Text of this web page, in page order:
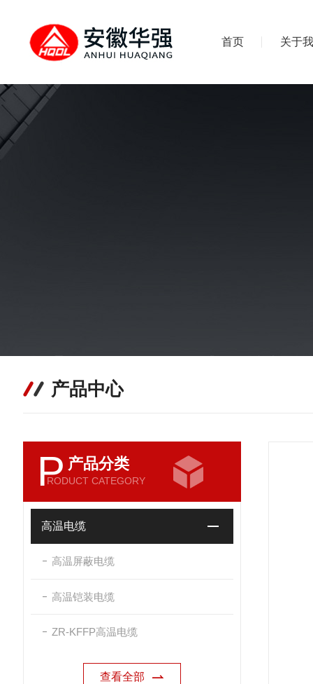
首页 关于
产品中心
P 产品分类
RODUCT CATEGORY
高温电缆
高温屏蔽电缆
高温铠装电缆
ZR-KFFP高温电缆
查看全部